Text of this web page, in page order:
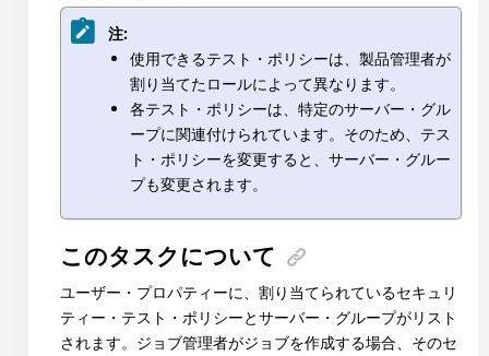
注:
使用できるテスト・ポリシーは、製品管理者が
割り当てたロールによって異なります。
各テスト・ポリシーは、特定のサーバー・グル
ープに関連付けられています。そのため、テス
ト・ポリシーを変更すると、サーバー・グルー
プも変更されます。
このタスクについて
ユーザー・プロパティーに、割り当てられているセキュリ
ティー・テスト・ポリシーとサーバー・グループがリスト
されます。ジョブ管理者がジョブを作成する場合、そのセ